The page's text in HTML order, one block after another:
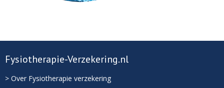
Fysiotherapie-Verzekering.nl
> Over Fysiotherapie verzekering